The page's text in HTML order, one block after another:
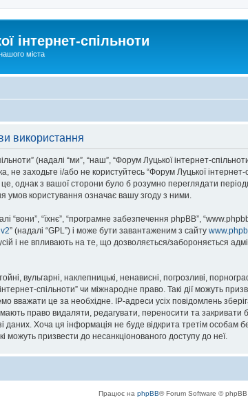
інтернет-спільноти
міста
використання
(надалі “ми”, “наш”, “Форум Луцької інтернет-
заходьте і/або не користуйтесь “Форум Луцької
однак з вашої сторони було б розумно переглядати
умов користування означає вашу згоду з ними.
“їхнє”, “програмне забезпечення phpBB”,
” (надалі “GPL”) і може бути завантаженим з сайту
і не впливають на те, що дозволяється/забороняється
вульгарні, наклепницькі, ненависні, погрозливі,
спільноти” чи міжнародне право. Такі дії можуть
це за необхідне. IP-адреси усіх повідомлень
право видаляти, редагувати, переносити та
Хоча ця інформація не буде відкрита третім особам
можуть призвести до несанкціонованого доступу до неї.
Працює на phpBB® Forum Software © phpBB